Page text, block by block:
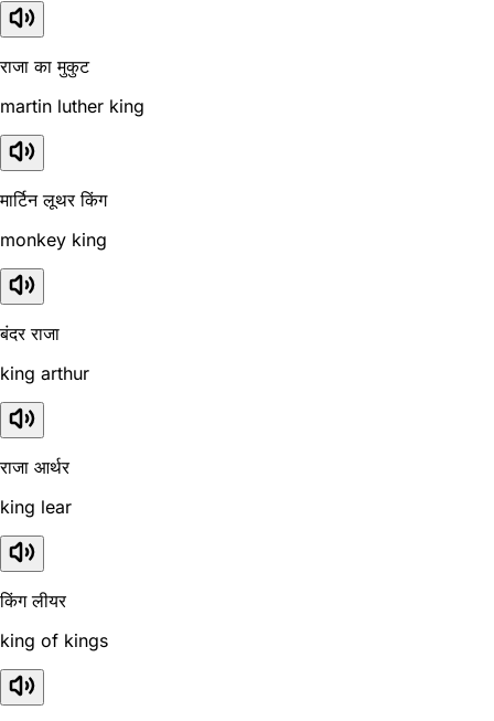
राजा का मुकुट
martin luther king
मार्टिन लूथर किंग
monkey king
बंदर राजा
king arthur
राजा आर्थर
king lear
किंग लीयर
king of kings